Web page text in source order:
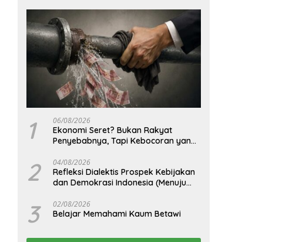
1 06/08/2026
Ekonomi Seret? Bukan Rakyat
Penyebabnya, Tapi Kebocoran yang
2 04/08/2026
Refleksi Dialektis Prospek Kebijakan
dan Demokrasi Indonesia (Menuju
Republik Indonesia)
3 02/08/2026
Belajar Memahami Kaum Betawi